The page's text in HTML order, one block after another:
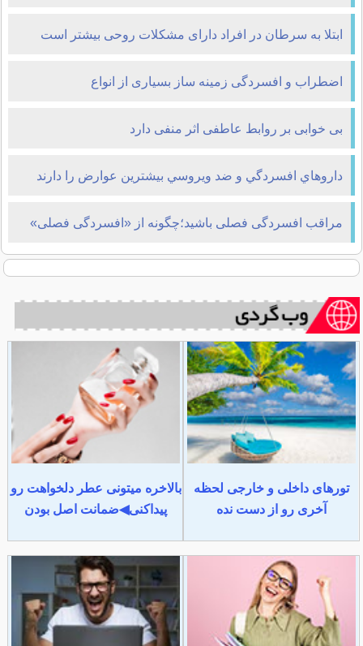
ابتلا به سرطان در افراد دارای مشکلات روحی بیشتر است
اضطراب و افسردگی زمینه ساز‌ بسیاری از انواع
کمردردهاست
بی خوابی بر روابط عاطفی اثر منفی دارد
داروهاي افسردگي و ضد ويروسي بيشترين عوارض را دارند
مراقب افسردگی فصلی باشید؛چگونه از «افسردگی فصلی»
جلوگیری كنیم؟
تورهای داخلی و خارجی لحظه
آخری رو از دست نده
بالاخره میتونی عطر دلخواهت رو
پیداکنی◀ضمانت اصل بودن